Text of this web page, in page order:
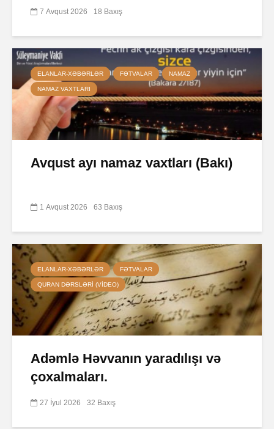
7 Avqust 2026 18 Baxış
ELANLAR-XƏBƏRLƏR FƏTVALAR NAMAZ
NAMAZ VAXTLARI
Avqust ayı namaz vaxtları (Bakı)
1 Avqust 2026 63 Baxış
ELANLAR-XƏBƏRLƏR FƏTVALAR
QURAN DƏRSLƏRI (VIDEO)
Adəmlə Həvvanın yaradılışı və
çoxalmaları.
27 İyul 2026 32 Baxış